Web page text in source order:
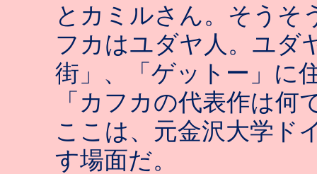
とカミルさん。そうそ
フカはユダヤ人。ユダ
街」、「ゲットー」に
「カフカの代表作は何
ここは、元金沢大学ド
す場面だ。